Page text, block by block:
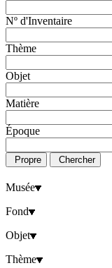
Nº d'Inventaire
Thème
Objet
Matière
Époque
Propre Chercher
Musée
Fond
Objet
Thème